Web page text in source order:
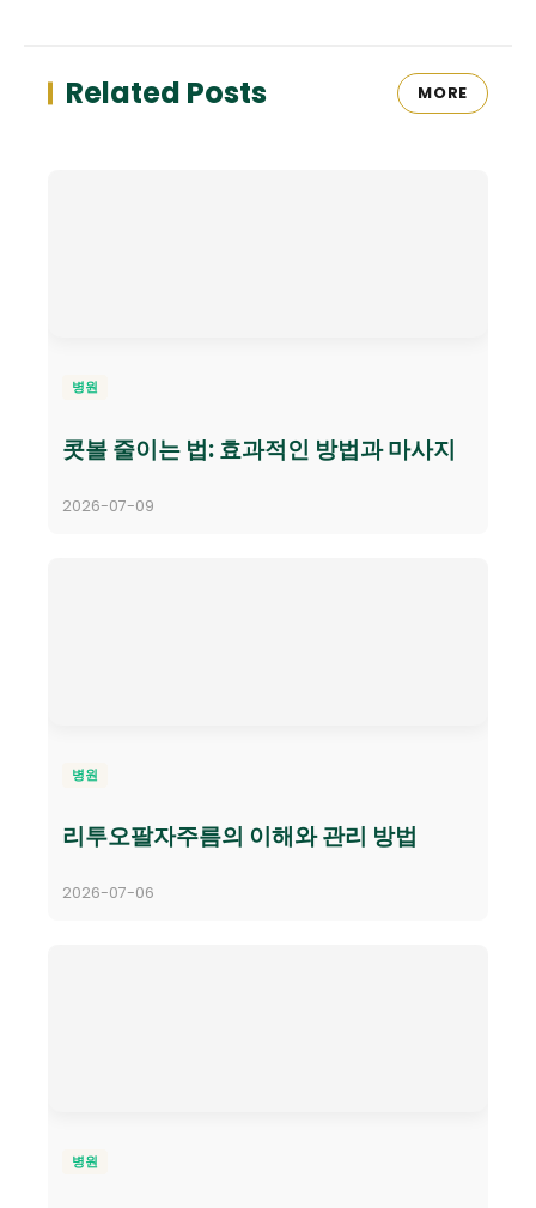
Related Posts MORE
병원
콧볼 줄이는 법: 효과적인 방법과 마사지
2026-07-09
병원
리투오팔자주름의 이해와 관리 방법
2026-07-06
병원